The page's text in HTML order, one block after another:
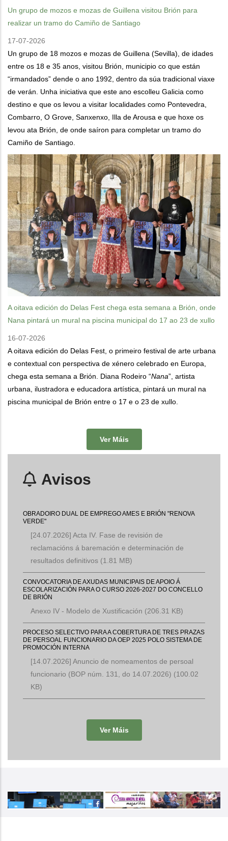
Un grupo de mozos e mozas de Guillena visitou Brión para
realizar un tramo do Camiño de Santiago
17-07-2026
Un grupo de 18 mozos e mozas de Guillena (Sevilla), de idades
entre os 18 e 35 anos, visitou Brión, municipio co que están
“irmandados” dende o ano 1992, dentro da súa tradicional viaxe
de verán. Unha iniciativa que este ano escolleu Galicia como
destino e que os levou a visitar localidades como Pontevedra,
Combarro, O Grove, Sanxenxo, Illa de Arousa e que hoxe os
levou ata Brión, de onde saíron para completar un tramo do
Camiño de Santiago.
A oitava edición do Delas Fest chega esta semana a Brión, onde
Nana pintará un mural na piscina municipal do 17 ao 23 de xullo
16-07-2026
A oitava edición do Delas Fest, o primeiro festival de arte urbana
e contextual con perspectiva de xénero celebrado en Europa,
chega esta semana a Brión. Diana Rodeiro “Nana”, artista
urbana, ilustradora e educadora artística, pintará un mural na
piscina municipal de Brión entre o 17 e o 23 de xullo.
Ver Máis
Avisos
OBRADOIRO DUAL DE EMPREGO AMES E BRIÓN "RENOVA
VERDE"
[24.07.2026] Acta IV. Fase de revisión de
reclamacións á baremación e determinación de
resultados definitivos (1.81 MB)
CONVOCATORIA DE AXUDAS MUNICIPAIS DE APOIO Á
ESCOLARIZACIÓN PARA O CURSO 2026-2027 DO CONCELLO
DE BRIÓN
Anexo IV - Modelo de Xustificación (206.31 KB)
PROCESO SELECTIVO PARA A COBERTURA DE TRES PRAZAS
DE PERSOAL FUNCIONARIO DA OEP 2025 POLO SISTEMA DE
PROMOCIÓN INTERNA
[14.07.2026] Anuncio de nomeamentos de persoal
funcionario (BOP núm. 131, do 14.07.2026) (100.02
KB)
Ver Máis